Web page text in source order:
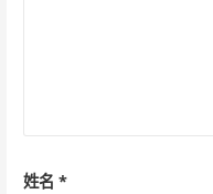
姓名 *